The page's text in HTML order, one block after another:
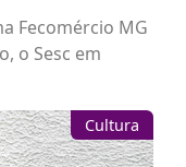
Fecomércio MG
o Sesc em
Cultura